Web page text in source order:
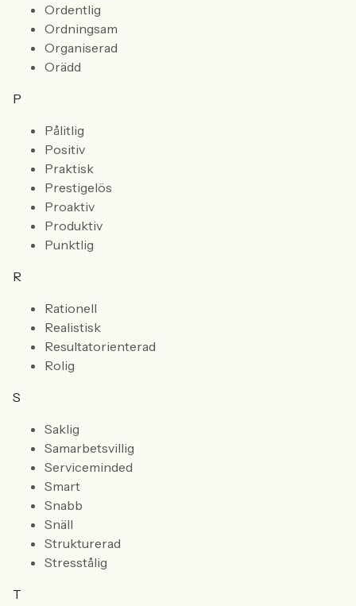
Ordentlig
Ordningsam
Organiserad
Orädd
P
Pålitlig
Positiv
Praktisk
Prestigelös
Proaktiv
Produktiv
Punktlig
R
Rationell
Realistisk
Resultatorienterad
Rolig
S
Saklig
Samarbetsvillig
Serviceminded
Smart
Snabb
Snäll
Strukturerad
Stresstålig
T